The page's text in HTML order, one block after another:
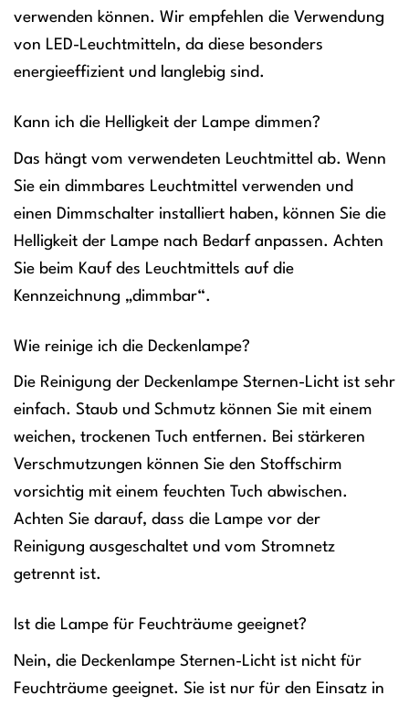
verwenden können. Wir empfehlen die Verwendung
von LED-Leuchtmitteln, da diese besonders
energieeffizient und langlebig sind.
Kann ich die Helligkeit der Lampe dimmen?
Das hängt vom verwendeten Leuchtmittel ab. Wenn
Sie ein dimmbares Leuchtmittel verwenden und
einen Dimmschalter installiert haben, können Sie die
Helligkeit der Lampe nach Bedarf anpassen. Achten
Sie beim Kauf des Leuchtmittels auf die
Kennzeichnung „dimmbar“.
Wie reinige ich die Deckenlampe?
Die Reinigung der Deckenlampe Sternen-Licht ist sehr
einfach. Staub und Schmutz können Sie mit einem
weichen, trockenen Tuch entfernen. Bei stärkeren
Verschmutzungen können Sie den Stoffschirm
vorsichtig mit einem feuchten Tuch abwischen.
Achten Sie darauf, dass die Lampe vor der
Reinigung ausgeschaltet und vom Stromnetz
getrennt ist.
Ist die Lampe für Feuchträume geeignet?
Nein, die Deckenlampe Sternen-Licht ist nicht für
Feuchträume geeignet. Sie ist nur für den Einsatz in